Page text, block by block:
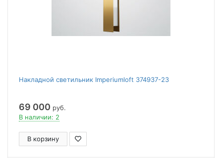
Накладной светильник Imperiumloft 374937-23
69 000 руб.
В наличии: 2
В корзину